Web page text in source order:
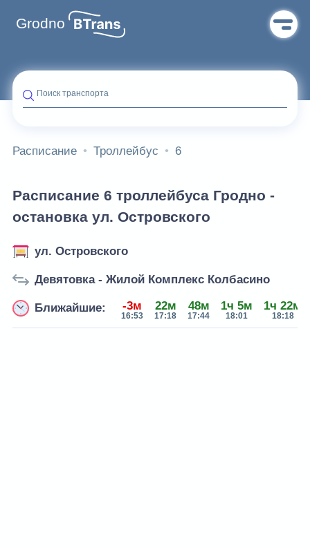
Grodno
Поиск транспорта
Расписание Троллейбус 6
Расписание 6 троллейбуса Гродно -
остановка ул. Островского
ул. Островского
Девятовка - Жилой Комплекс Колбасино
Ближайшие: -3м
16:53
22м
17:18
48м
17:44
1ч 5м
18:01
1ч 22м
18:18